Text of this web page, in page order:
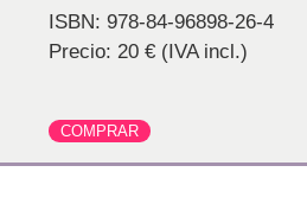
ISBN: 978-84-96898-26-4
Precio: 20 € (IVA incl.)